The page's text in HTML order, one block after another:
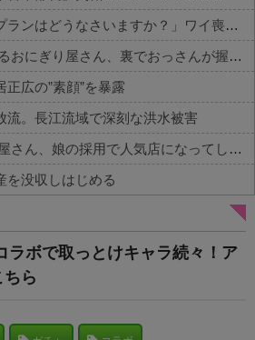
【衝撃】葬儀屋「火葬プランはどうなさいますか？」ワイ喪主「直葬で(即答)」→結果ァw w w w w w w w w w
【画像】 例の美人すぎるおにぎり屋さん、裏でおっさんが握っていたｗｗｗｗｗｗｗｗｗｗｗｗｗｗｗｗｗ
広の”素顔”を暴露
流。長江流域で深刻な洪水被害
【動画】 町の中華料理屋さん、娘の採用で人気店になってしまう
を没収しはじめる
RSS
ラボで取っとけキャラ続々！ア
ら